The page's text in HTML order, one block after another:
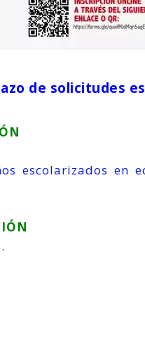
de solicitudes
escolarizados en